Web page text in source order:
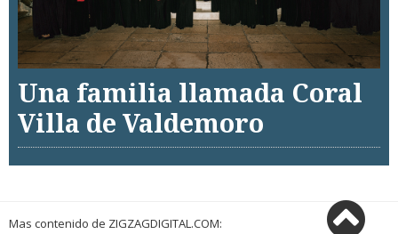
Una familia llamada Coral
Villa de Valdemoro
Mas contenido de ZIGZAGDIGITAL.COM: